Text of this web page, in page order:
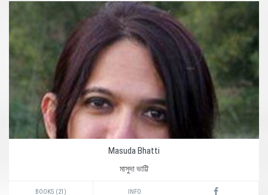
Masuda Bhatti
মাসুদা ভাট্টি
BOOKS (21) INFO